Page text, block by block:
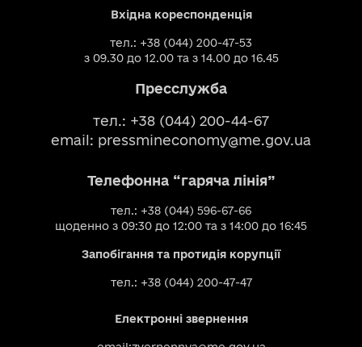
Вхідна кореспонденція
тел.: +38 (044) 200-47-53
з 09.30 до 12.00 та з 14.00 до 16.45
Пресслужба
тел.: +38 (044) 200-44-67
email: pressmineconomy@me.gov.ua
Телефонна “гаряча лінія”
тел.: +38 (044) 596-67-66
щоденно з 09:30 до 12:00 та з 14:00 до 16:45
Запобігання та протидія корупції
тел.: +38 (044) 200-47-47
Електронні звернення